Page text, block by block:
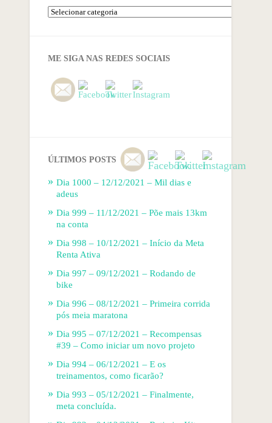
ME SIGA NAS REDES SOCIAIS
ÚLTIMOS POSTS
Dia 1000 – 12/12/2021 – Mil dias e
adeus
Dia 999 – 11/12/2021 – Põe mais 13km
na conta
Dia 998 – 10/12/2021 – Início da Meta
Renta Ativa
Dia 997 – 09/12/2021 – Rodando de
bike
Dia 996 – 08/12/2021 – Primeira corrida
pós meia maratona
Dia 995 – 07/12/2021 – Recompensas
#39 – Como iniciar um novo projeto
Dia 994 – 06/12/2021 – E os
treinamentos, como ficarão?
Dia 993 – 05/12/2021 – Finalmente,
meta concluída.